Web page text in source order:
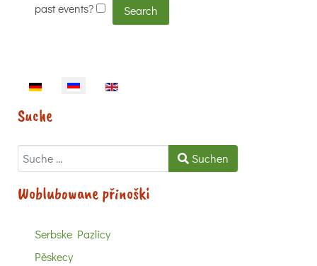
past events?
Sprache auswählen
Suche
Suchen Suchen
Woblubowane přinoški
Serbske Pazlicy
Pěskecy